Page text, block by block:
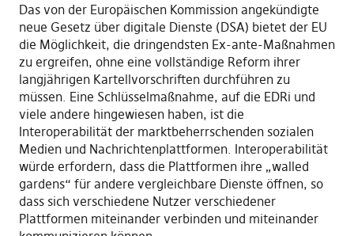
Das von der Europäischen Kommission angekündigte
neue Gesetz über digitale Dienste (DSA) bietet der EU
die Möglichkeit, die dringendsten Ex-ante-Maßnahmen
zu ergreifen, ohne eine vollständige Reform ihrer
langjährigen Kartellvorschriften durchführen zu
müssen. Eine Schlüsselmaßnahme, auf die EDRi und
viele andere hingewiesen haben, ist die
Interoperabilität der marktbeherrschenden sozialen
Medien und Nachrichtenplattformen. Interoperabilität
würde erfordern, dass die Plattformen ihre „walled
gardens“ für andere vergleichbare Dienste öffnen, so
dass sich verschiedene Nutzer verschiedener
Plattformen miteinander verbinden und miteinander